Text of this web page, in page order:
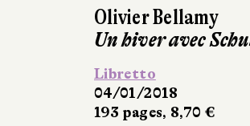
Olivier Bellamy
Un hiver avec
Libretto
04/01/2018
193 pages, 8,70 €